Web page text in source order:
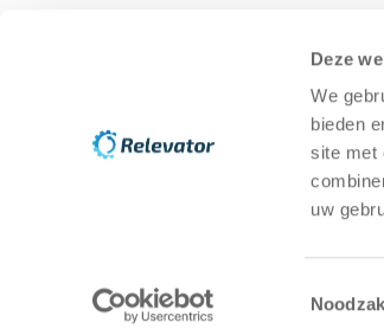
Deze
We
bieden
site met
uw
Hyväksyn, että henkilötietojani
Käytettyjen
Näin edistämme
Laskekaa,
Copyright © 2025 | Relevator Sverige